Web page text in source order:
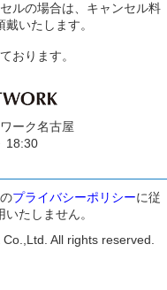
ルの場合は、キャンセル料
戴いたします。
おります。
ーク名古屋
18:30
プライバシーポリシーに従
たしません。
All rights reserved.